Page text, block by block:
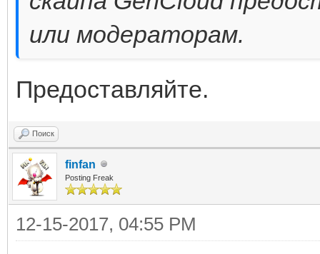
или модераторам.
Предоставляйте.
Поиск
finfan
Posting Freak
12-15-2017, 04:55 PM